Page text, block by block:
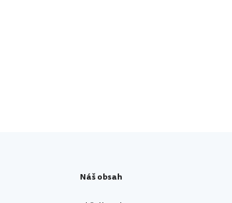
Náš obsah